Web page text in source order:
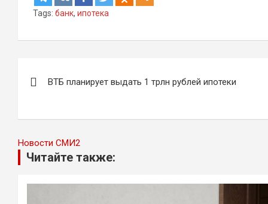
Tags: банк, ипотека
по
записям
ВТБ планирует выдать 1 трлн рублей ипотеки
Новости СМИ2
Читайте также: